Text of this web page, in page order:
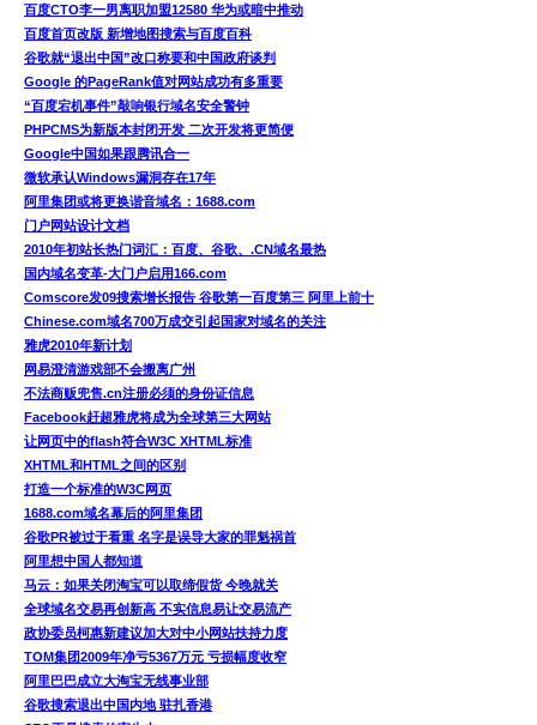
百度CTO李一男离职加盟12580 华为或暗中推动
百度首页改版 新增地图搜索与百度百科
谷歌就“退出中国”改口称要和中国政府谈判
Google 的PageRank值对网站成功有多重要
“百度宕机事件”敲响银行域名安全警钟
PHPCMS为新版本封闭开发 二次开发将更简便
Google中国如果跟腾讯合一
微软承认Windows漏洞存在17年
阿里集团或将更换谐音域名：1688.com
门户网站设计文档
2010年初站长热门词汇：百度、谷歌、.CN域名最热
国内域名变革-大门户启用166.com
Comscore发09搜索增长报告 谷歌第一百度第三 阿里上前十
Chinese.com域名700万成交引起国家对域名的关注
雅虎2010年新计划
网易澄清游戏部不会搬离广州
不法商贩兜售.cn注册必须的身份证信息
Facebook赶超雅虎将成为全球第三大网站
让网页中的flash符合W3C XHTML标准
XHTML和HTML之间的区别
打造一个标准的W3C网页
1688.com域名幕后的阿里集团
谷歌PR被过于看重 名字是误导大家的罪魁祸首
阿里想中国人都知道
马云：如果关闭淘宝可以取缔假货 今晚就关
全球域名交易再创新高 不实信息易让交易流产
政协委员柯惠新建议加大对中小网站扶持力度
TOM集团2009年净亏5367万元 亏损幅度收窄
阿里巴巴成立大淘宝无线事业部
谷歌搜索退出中国内地 驻扎香港